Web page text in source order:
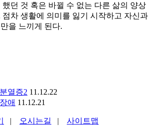
던 것 혹은 바뀔 수 없는 다른 삶의 양상
차 생활에 의미를 잃기 시작하고 자신과
을 느끼게 된다.
열증2 11.12.22
애 11.12.21
| 오시는길 | 사이트맵